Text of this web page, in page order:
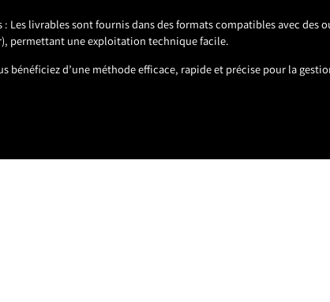
Les livrables sont fournis dans des formats compatibles avec des
permettant une exploitation technique facile.
d’une méthode efficace, rapide et précise pour la